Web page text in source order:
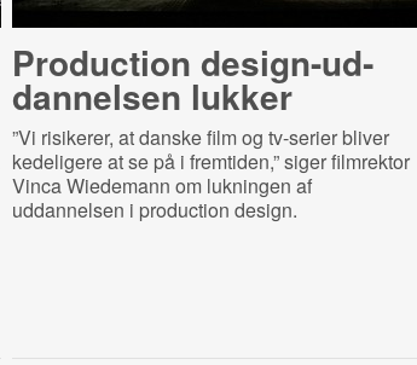
Production de­sign-​ud­
dan­nel­sen lukker
”Vi risikerer, at danske film og tv-serier bliver
kedeligere at se på i fremtiden,” siger filmrektor
Vinca Wiedemann om lukningen af
uddannelsen i production design.